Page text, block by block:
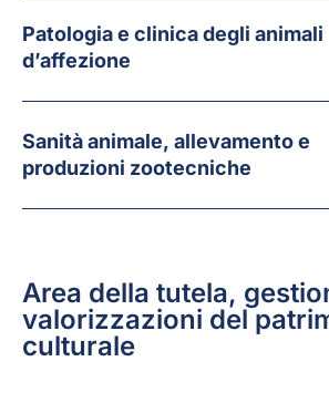
Patologia e clinica degli animali
d’affezione
Sanità animale, allevamento e
produzioni zootecniche
Area della tutela,
valorizzazioni del
culturale